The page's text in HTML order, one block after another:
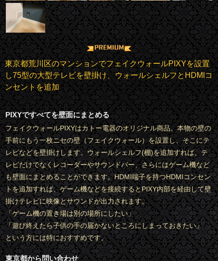
東京都荒川区のマンションでフェイクウォールPIXYを設置
し75型の大型テレビを壁掛け、ウォールシェルフとHDMIコ
ンセントを追加
PIXYですべてを壁面にまとめる
フェイクウォールPIXYはカトー電器のオリジナル商品。本物の壁の
手前にもう一枚ニセの壁（フェイクウォール）を設置し、そこにテ
レビなどを壁掛けします。ウォールシェルフ(棚)を追加すれば、テ
レビだけでなくレコーダーやサウンドバー、さらにはゲーム機など
も壁面にまとめることができます。HDMI端子を持つHDMIコンセン
トを追加すれば、ゲーム機などを接続するとPIXY内部を経由して壁
掛けテレビに映像とサウンドが出力されます。
「ゲーム機の置き場は別の場所にしたい」
「遊び終えたら子供の手の届かないところにしまっておきたい」
という方には特におすすめです。
東京都から問い合わせ